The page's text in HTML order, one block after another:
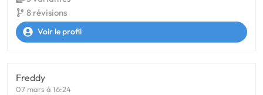
8 révisions
Voir le profil
Freddy
07 mars à 16:24